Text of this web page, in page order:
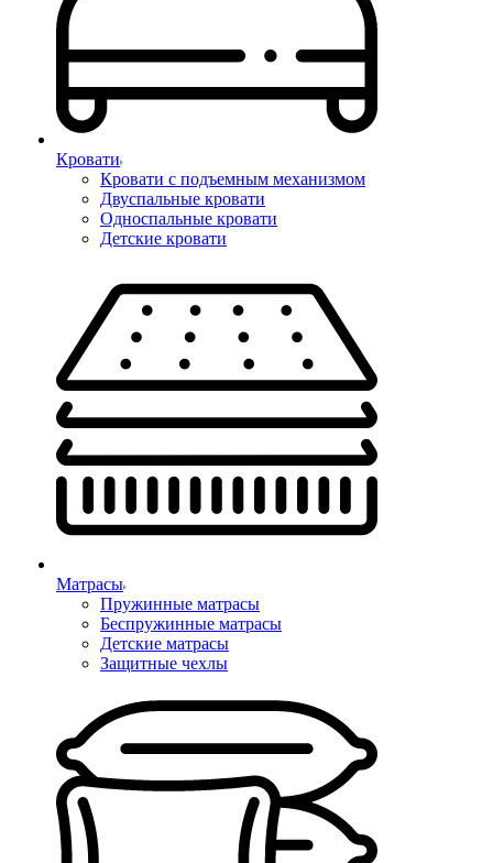
Кровати
Кровати с подъемным механизмом
Двуспальные кровати
Односпальные кровати
Детские кровати
Матрасы
Пружинные матрасы
Беспружинные матрасы
Детские матрасы
Защитные чехлы